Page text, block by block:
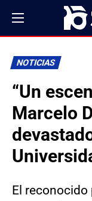
NOTICIAS
“Un
Marcelo
El